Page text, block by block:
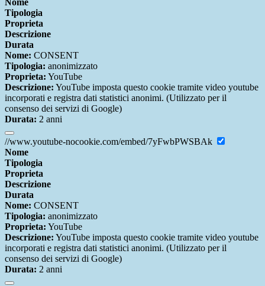
Nome
Tipologia
Proprieta
Descrizione
Durata
Nome: CONSENT
Tipologia: anonimizzato
Proprieta: YouTube
Descrizione: YouTube imposta questo cookie tramite video youtube
incorporati e registra dati statistici anonimi. (Utilizzato per il
consenso dei servizi di Google)
Durata: 2 anni
//www.youtube-nocookie.com/embed/7yFwbPWSBAk
Nome
Tipologia
Proprieta
Descrizione
Durata
Nome: CONSENT
Tipologia: anonimizzato
Proprieta: YouTube
Descrizione: YouTube imposta questo cookie tramite video youtube
incorporati e registra dati statistici anonimi. (Utilizzato per il
consenso dei servizi di Google)
Durata: 2 anni